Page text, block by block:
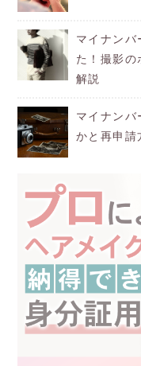
マイナンバ
た！撮影
解説
マイナンバ
かと再申請